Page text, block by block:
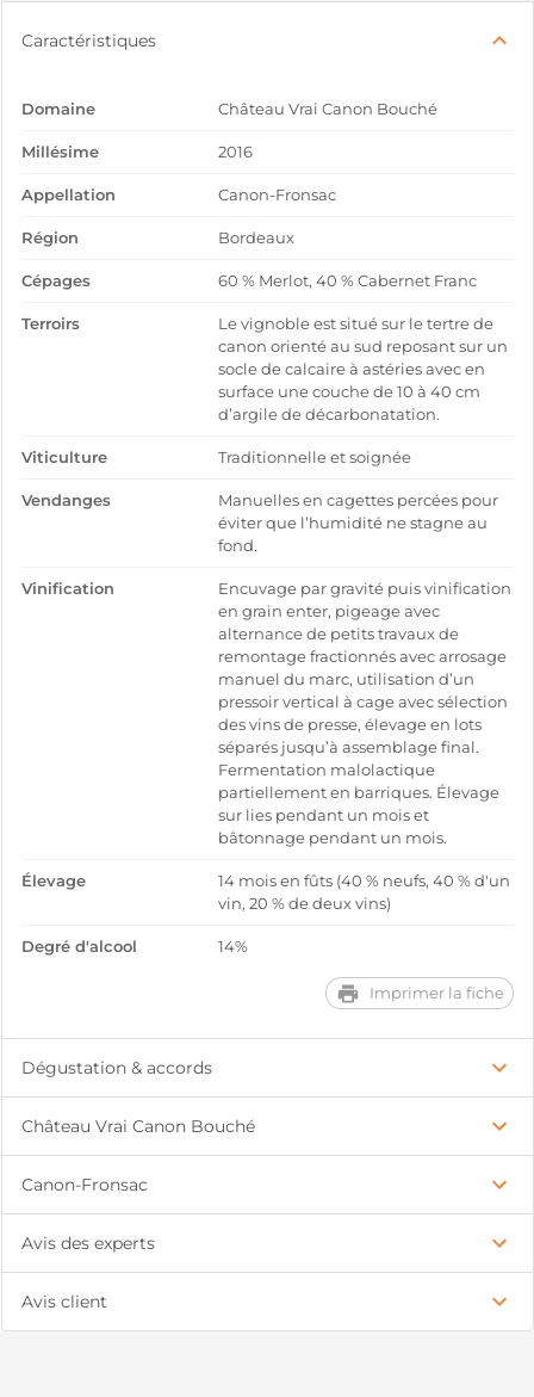
Caractéristiques
Domaine Château Vrai Canon Bouché
Millésime 2016
Appellation Canon-Fronsac
Région Bordeaux
Cépages 60 % Merlot, 40 % Cabernet Franc
Terroirs
Le vignoble est situé sur le tertre de
canon orienté au sud reposant sur un
socle de calcaire à astéries avec en
surface une couche de 10 à 40 cm
d’argile de décarbonatation.
Viticulture Traditionnelle et soignée
Vendanges
Manuelles en cagettes percées pour
éviter que l’humidité ne stagne au
fond.
Vinification
Encuvage par gravité puis vinification
en grain enter, pigeage avec
alternance de petits travaux de
remontage fractionnés avec arrosage
manuel du marc, utilisation d’un
pressoir vertical à cage avec sélection
des vins de presse, élevage en lots
séparés jusqu’à assemblage final.
Fermentation malolactique
partiellement en barriques. Élevage
sur lies pendant un mois et
bâtonnage pendant un mois.
Élevage
14 mois en fûts (40 % neufs, 40 % d'un
vin, 20 % de deux vins)
Degré d'alcool 14%
Imprimer la fiche
Dégustation & accords
Château Vrai Canon Bouché
Canon-Fronsac
Avis des experts
Avis client